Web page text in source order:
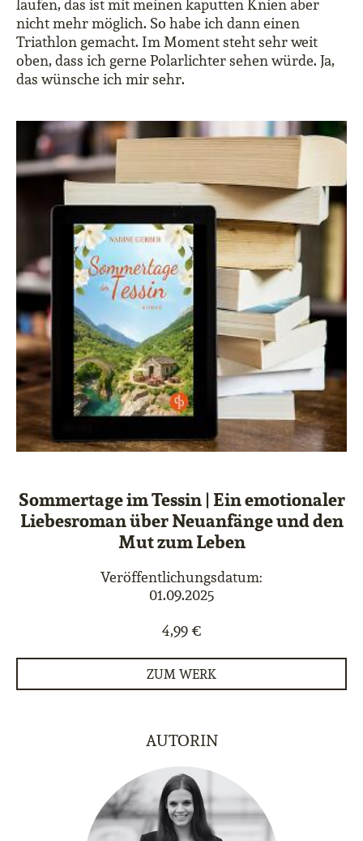
Sommertage im Tessin | Ein emotionaler
Liebesroman über Neuanfänge und den
Mut zum Leben
Veröffentlichungsdatum:
01.09.2025
4,99 €
ZUM WERK
AUTORIN
laufen, das ist mit meinen kaputten Knien aber
nicht mehr möglich. So habe ich dann einen
Triathlon gemacht. Im Moment steht sehr weit
oben, dass ich gerne Polarlichter sehen würde. Ja,
das wünsche ich mir sehr.